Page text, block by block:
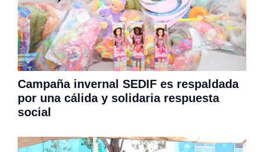
Campaña invernal SEDIF es respaldada
por una cálida y solidaria respuesta
social